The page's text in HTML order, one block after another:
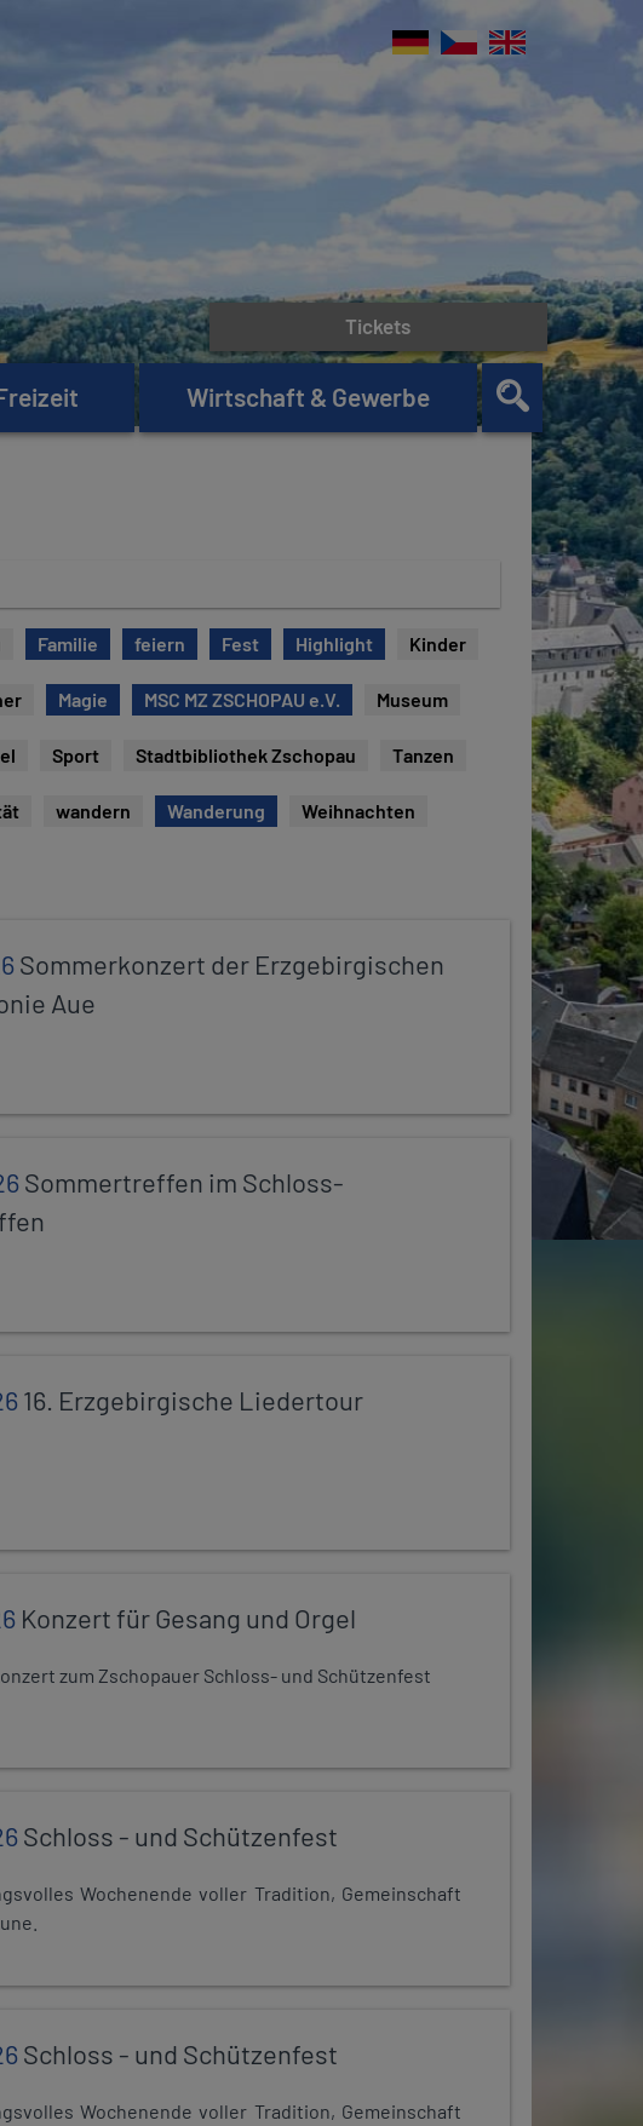
Wirtschaft & Gewerbe
Tickets
Familie feiern Fest Highlight Kinder
Magie MSC MZ ZSCHOPAU e.V. Museum
Sport Stadtbibliothek Zschopau Tanzen
wandern Wanderung Weihnachten
Sommerkonzert der Erzgebirgischen
Aue
Sommertreffen im Schloss-
16. Erzgebirgische Liedertour
Konzert für Gesang und Orgel
zum Zschopauer Schloss- und Schützenfest
Schloss - und Schützenfest
Wochenende voller Tradition, Gemeinschaft
Schloss - und Schützenfest
Wochenende voller Tradition, Gemeinschaft